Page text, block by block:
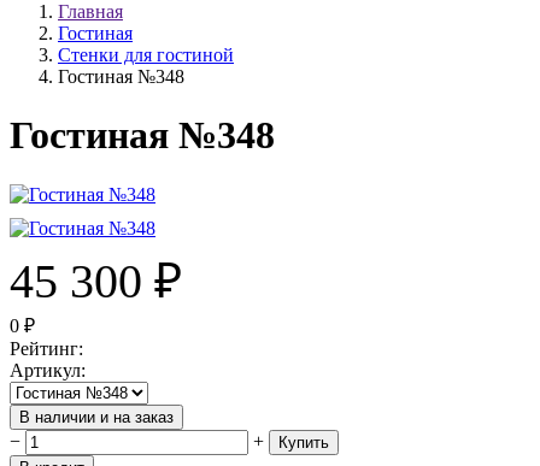
Главная
Гостиная
Стенки для гостиной
Гостиная №348
Гостиная №348
45 300 ₽
0 ₽
Рейтинг:
Артикул:
В наличии и на заказ
− +
Купить